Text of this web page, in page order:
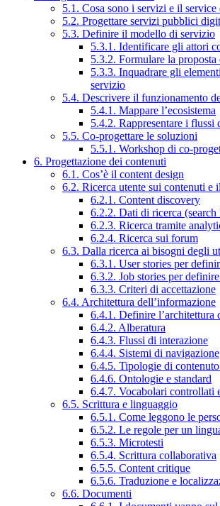
5.1. Cosa sono i servizi e il service
5.2. Progettare servizi pubblici
5.3. Definire il modello di servizio
5.3.1. Identificare gli attori
5.3.2. Formulare la
5.3.3. Inquadrare gli
servizio
5.4. Descrivere il funzionamento
5.4.1. Mappare l’ecosistema
5.4.2. Rappresentare i flussi
5.5. Co-progettare le soluzioni
5.5.1. Workshop di co-
6. Progettazione dei contenuti
6.1. Cos’è il content design
6.2. Ricerca utente sui contenuti e
6.2.1. Content discovery
6.2.2. Dati di ricerca
6.2.3. Ricerca tramite
6.2.4. Ricerca sui forum
6.3. Dalla ricerca ai bisogni degli
6.3.1. User stories per
6.3.2. Job stories per
6.3.3. Criteri di accettazione
6.4. Architettura dell’informazione
6.4.1. Definire l’architettura
6.4.2. Alberatura
6.4.3. Flussi di interazione
6.4.4. Sistemi di navigazione
6.4.5. Tipologie di
6.4.6. Ontologie e standard
6.4.7. Vocabolari controllati
6.5. Scrittura e linguaggio
6.5.1. Come leggono le
6.5.2. Le regole per un
6.5.3. Microtesti
6.5.4. Scrittura collaborativa
6.5.5. Content critique
6.5.6. Traduzione e
6.6. Documenti